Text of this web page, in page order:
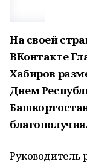
На своей
ВКонтакте
Хабиров
Днем
благополучия.
Руководитель